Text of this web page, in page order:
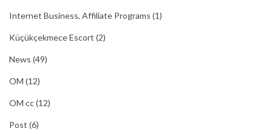
Internet Business, Affiliate Programs (1)
Küçükçekmece Escort (2)
News (49)
OM (12)
OM cc(12)
Post (6)